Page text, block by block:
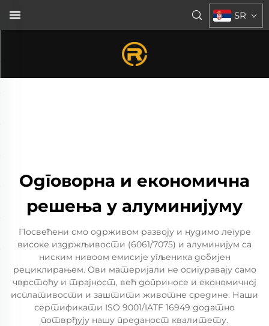
SR
Одговорна и економична
решења у алуминијуму
Посвећени смо одрживом развоју и нудимо легуре
високе издржљивости (6061/7075) и алуминијум са
ниским нивоом емисије угљеника добијен
рециклирањем. Ови материјали не осигуравају само
чврстоћу и трајност, већ доприносе и економичној
исплативости и заштити животне средине. Наши
сертификати ISO 9001/IATF 16949 додатно
потврђују нашу преданост квалитету.